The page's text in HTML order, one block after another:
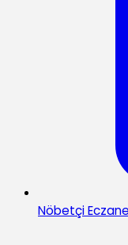
Nöbetçi Eczane